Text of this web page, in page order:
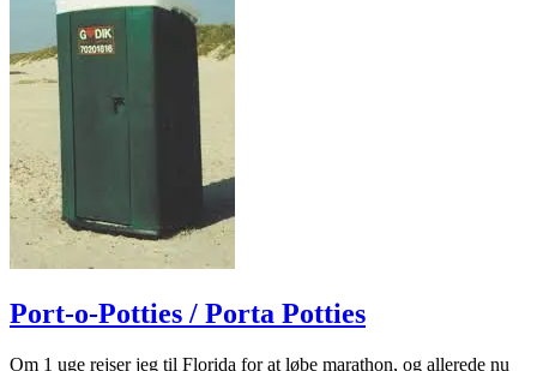
Port-o-Potties / Porta Potties
Om 1 uge rejser jeg til Florida for at løbe marathon, og allerede nu